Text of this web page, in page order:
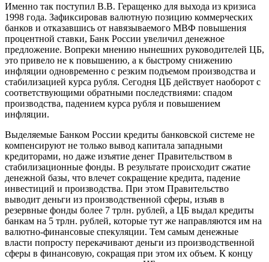
Именно так поступил В.В. Геращенко для выхода из кризиса
1998 года. Зафиксировав валютную позицию коммерческих
банков и отказавшись от навязываемого МВФ повышения
процентной ставки, Банк России увеличил денежное
предложение. Вопреки мнению нынешних руководителей ЦБ,
это привело не к повышению, а к быстрому снижению
инфляции одновременно с резким подъемом производства и
стабилизацией курса рубля. Сегодня ЦБ действует наоборот с
соответствующими обратными последствиями: спадом
производства, падением курса рубля и повышением
инфляции.
Выделяемые Банком России кредиты банковской системе не
компенсируют не только вывод капитала западными
кредиторами, но даже изъятие денег Правительством в
стабилизационные фонды. В результате происходит сжатие
денежной базы, что влечет сокращение кредита, падение
инвестиций и производства. При этом Правительство
выводит деньги из производственной сферы, изъяв в
резервные фонды более 7 трлн. рублей, а ЦБ выдал кредиты
банкам на 5 трлн. рублей, которые тут же направляются им на
валютно-финансовые спекуляции. Тем самым денежные
власти попросту перекачивают деньги из производственной
сферы в финансовую, сокращая при этом их объем. К концу